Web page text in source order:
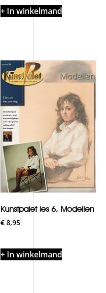
+ In winkelmand
Kunstpalet les 6, Modellen
€ 8,95
+ In winkelmand